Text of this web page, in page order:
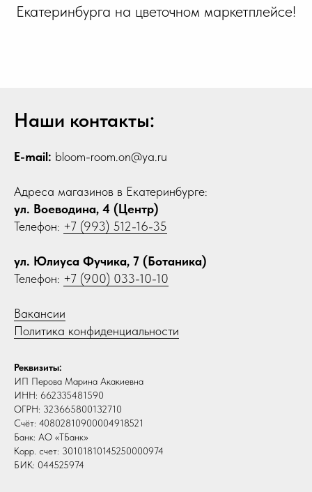
Екатеринбурга на цветочном маркетплейсе!
Наши контакты:
E-mail: bloom-room.on@ya.ru
Адреса магазинов в Екатеринбурге:
ул. Воеводина, 4 (Центр)
Телефон: +7 (993) 512-16-35
ул. Юлиуса Фучика, 7 (Ботаника)
Телефон: +7 (900) 033-10-10
Вакансии
Политика конфиденциальности
Реквизиты:
ИП Перова Марина Акакиевна
ИНН: 662335481590
ОГРН: 323665800132710
Счёт: 40802810900004918521
Банк: АО «ТБанк»
Корр. счет: 30101810145250000974
БИК: 044525974